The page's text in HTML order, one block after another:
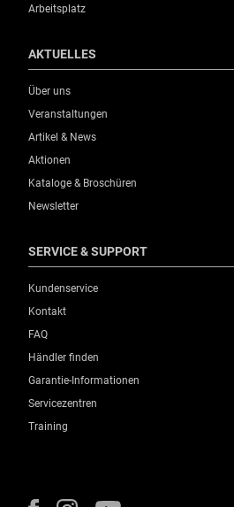
Arbeitsplatz
AKTUELLES
Über uns
Veranstaltungen
Artikel & News
Aktionen
Kataloge & Broschüren
Newsletter
SERVICE & SUPPORT
Kundenservice
Kontakt
FAQ
Händler finden
Garantie-Informationen
Servicezentren
Training